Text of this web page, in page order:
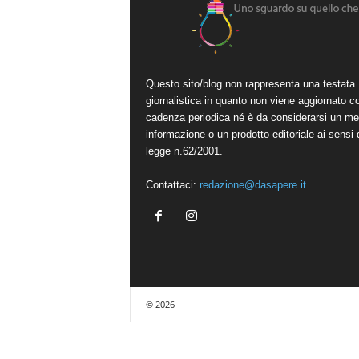
Questo sito/blog non rappresenta una testata
giornalistica in quanto non viene aggiornato
cadenza periodica né è da considerarsi un
informazione o un prodotto editoriale ai sensi
legge n.62/2001.
Contattaci: redazione@dasapere.it
© 2026